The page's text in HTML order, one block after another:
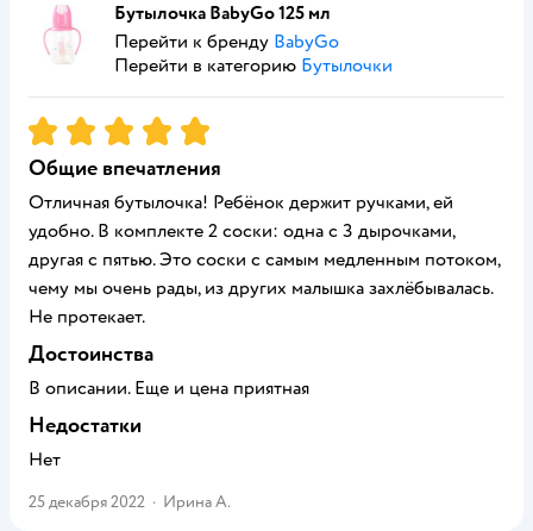
Бутылочка BabyGo 125 мл
Перейти к бренду BabyGo
Перейти в категорию Бутылочки
Рейтинг:5
Общие впечатления
Отличная бутылочка! Ребёнок держит ручками, ей
удобно. В комплекте 2 соски: одна с 3 дырочками,
другая с пятью. Это соски с самым медленным потоком,
чему мы очень рады, из других малышка захлёбывалась.
Не протекает.
Достоинства
В описании. Еще и цена приятная
Недостатки
Нет
25 декабря 2022 · Ирина А.